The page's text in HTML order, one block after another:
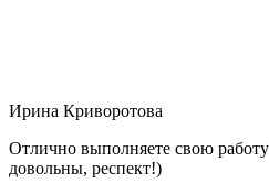
Ирина Криворотова
Отлично выполняете свою
довольны, респект!)